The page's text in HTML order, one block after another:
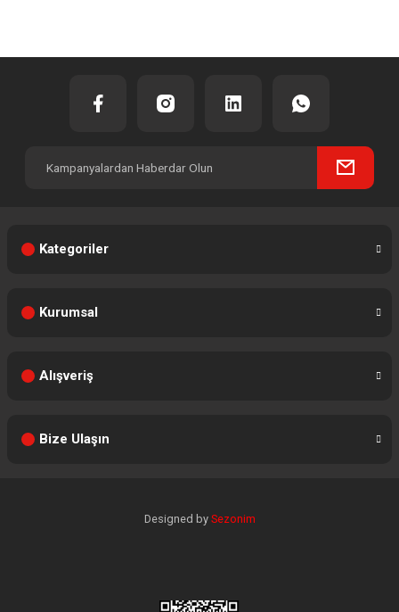
Kategoriler
Kurumsal
Alışveriş
Bize Ulaşın
Designed by Sezonim